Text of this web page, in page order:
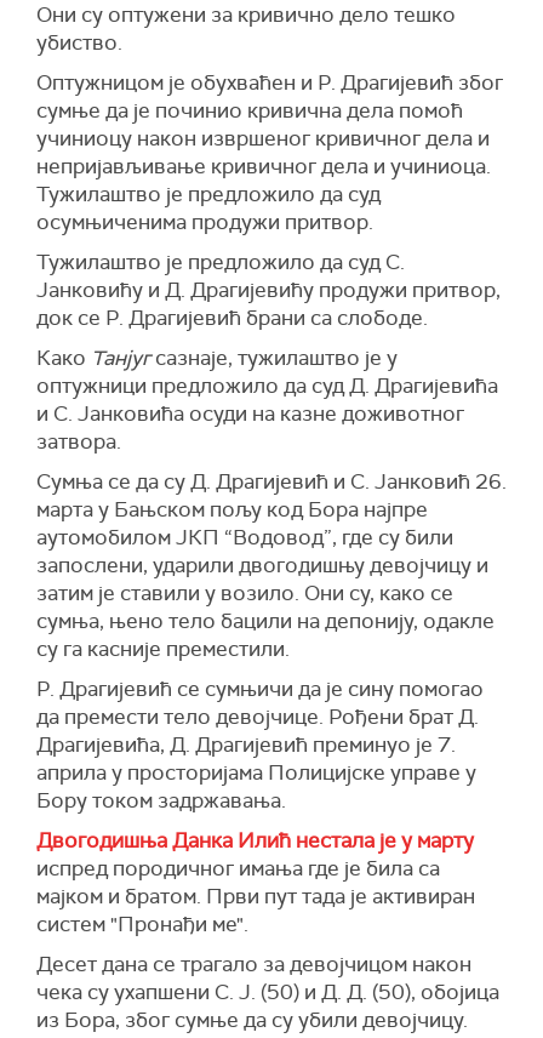
Они су оптужени за кривично дело тешко
убиство.
Оптужницом је обухваћен и Р. Драгијевић због
сумње да је починио кривична дела помоћ
учиниоцу након извршеног кривичног дела и
непријављивање кривичног дела и учиниоца.
Тужилаштво је предложило да суд
осумњиченима продужи притвор.
Тужилаштво је предложило да суд С.
Јанковићу и Д. Драгијевићу продужи притвор,
док се Р. Драгијевић брани са слободе.
Како Танјугсазнаје, тужилаштво је у
оптужници предложило да суд Д. Драгијевића
и С. Јанковића осуди на казне доживотног
затвора.
Сумња се да су Д. Драгијевић и С. Јанковић 26.
марта у Бањском пољу код Бора најпре
аутомобилом ЈКП “Водовод”, где су били
запослени, ударили двогодишњу девојчицу и
затим је ставили у возило. Они су, како се
сумња, њено тело бацили на депонију, одакле
су га касније преместили.
Р. Драгијевић се сумњичи да је сину помогао
да премести тело девојчице. Рођени брат Д.
Драгијевића, Д. Драгијевић преминуо је 7.
априла у просторијама Полицијске управе у
Бору током задржавања.
Двогодишња Данка Илић нестала је у марту
испред породичног имања где је била са
мајком и братом. Први пут тада је активиран
систем "Пронађи ме".
Десет дана се трагало за девојчицом након
чека су ухапшени С. Ј. (50) и Д. Д. (50), обојица
из Бора, због сумње да су убили девојчицу.